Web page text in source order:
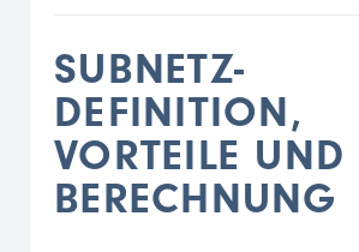
SUBNETZ-
DEFINITION,
VORTEILE UND
BERECHNUNG